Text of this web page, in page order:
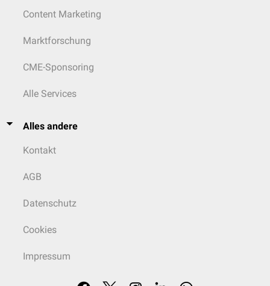
Content Marketing
Marktforschung
CME-Sponsoring
Alle Services
Alles andere
Kontakt
AGB
Datenschutz
Cookies
Impressum